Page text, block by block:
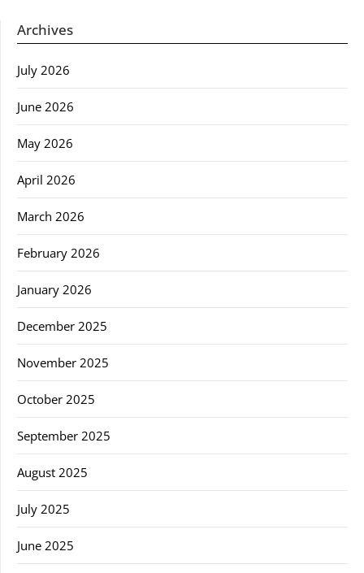
Archives
July 2026
June 2026
May 2026
April 2026
March 2026
February 2026
January 2026
December 2025
November 2025
October 2025
September 2025
August 2025
July 2025
June 2025